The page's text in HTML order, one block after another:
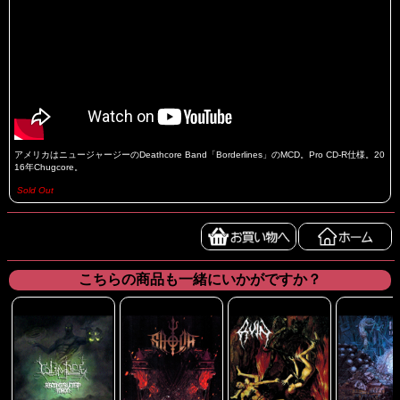
アメリカはニュージャージーのDeathcore Band「Borderlines」のMCD。Pro CD-R仕様。20
16年Chugcore。
Sold Out
こちらの商品も一緒にいかがですか？